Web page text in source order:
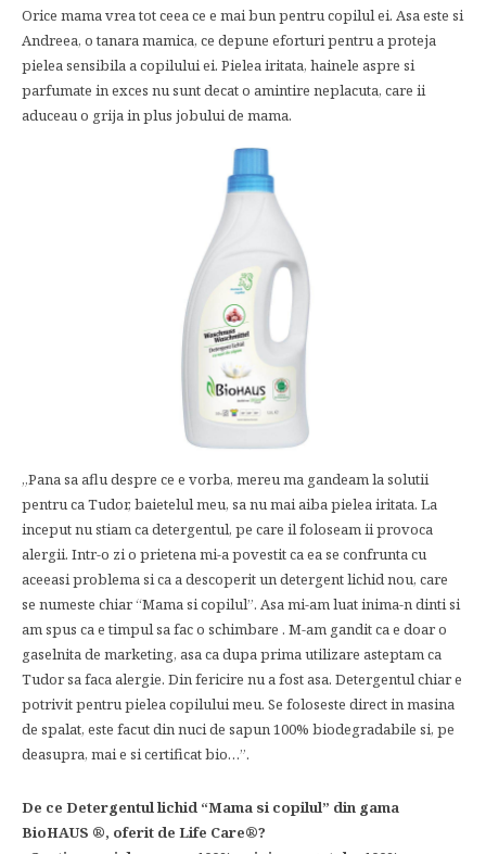
Orice mama vrea tot ceea ce e mai bun pentru copilul ei. Asa este si
Andreea, o tanara mamica, ce depune eforturi pentru a proteja
pielea sensibila a copilului ei. Pielea iritata, hainele aspre si
parfumate in exces nu sunt decat o amintire neplacuta, care ii
aduceau o grija in plus jobului de mama.
„Pana sa aflu despre ce e vorba, mereu ma gandeam la solutii
pentru ca Tudor, baietelul meu, sa nu mai aiba pielea iritata. La
inceput nu stiam ca detergentul, pe care il foloseam ii provoca
alergii. Intr-o zi o prietena mi-a povestit ca ea se confrunta cu
aceeasi problema si ca a descoperit un detergent lichid nou, care
se numeste chiar “Mama si copilul”. Asa mi-am luat inima-n dinti si
am spus ca e timpul sa fac o schimbare . M-am gandit ca e doar o
gaselnita de marketing, asa ca dupa prima utilizare asteptam ca
Tudor sa faca alergie. Din fericire nu a fost asa. Detergentul chiar e
potrivit pentru pielea copilului meu. Se foloseste direct in masina
de spalat, este facut din nuci de sapun 100% biodegradabile si, pe
deasupra, mai e si certificat bio…”.
De ce Detergentul lichid “Mama si copilul” din gama
BioHAUS ®, oferit de Life Care®?